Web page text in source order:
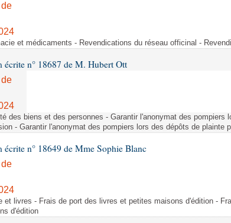
de
et médicaments - Revendications du réseau officinal -
écrite n° 18687 de M. Hubert Ott
de
des biens et des personnes - Garantir l'anonymat des pompiers
- Garantir l'anonymat des pompiers lors des dépôts de plainte
écrite n° 18649 de Mme Sophie Blanc
de
et livres - Frais de port des livres et petites maisons d'édition -
d'édition